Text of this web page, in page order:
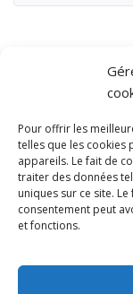
Pour offrir les
telles que les cookies
appareils. Le fait de
traiter des données
uniques sur ce site.
consentement peut
et fonctions.